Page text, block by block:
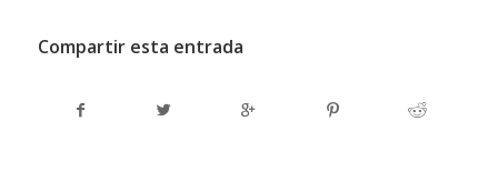
Compartir esta entrada